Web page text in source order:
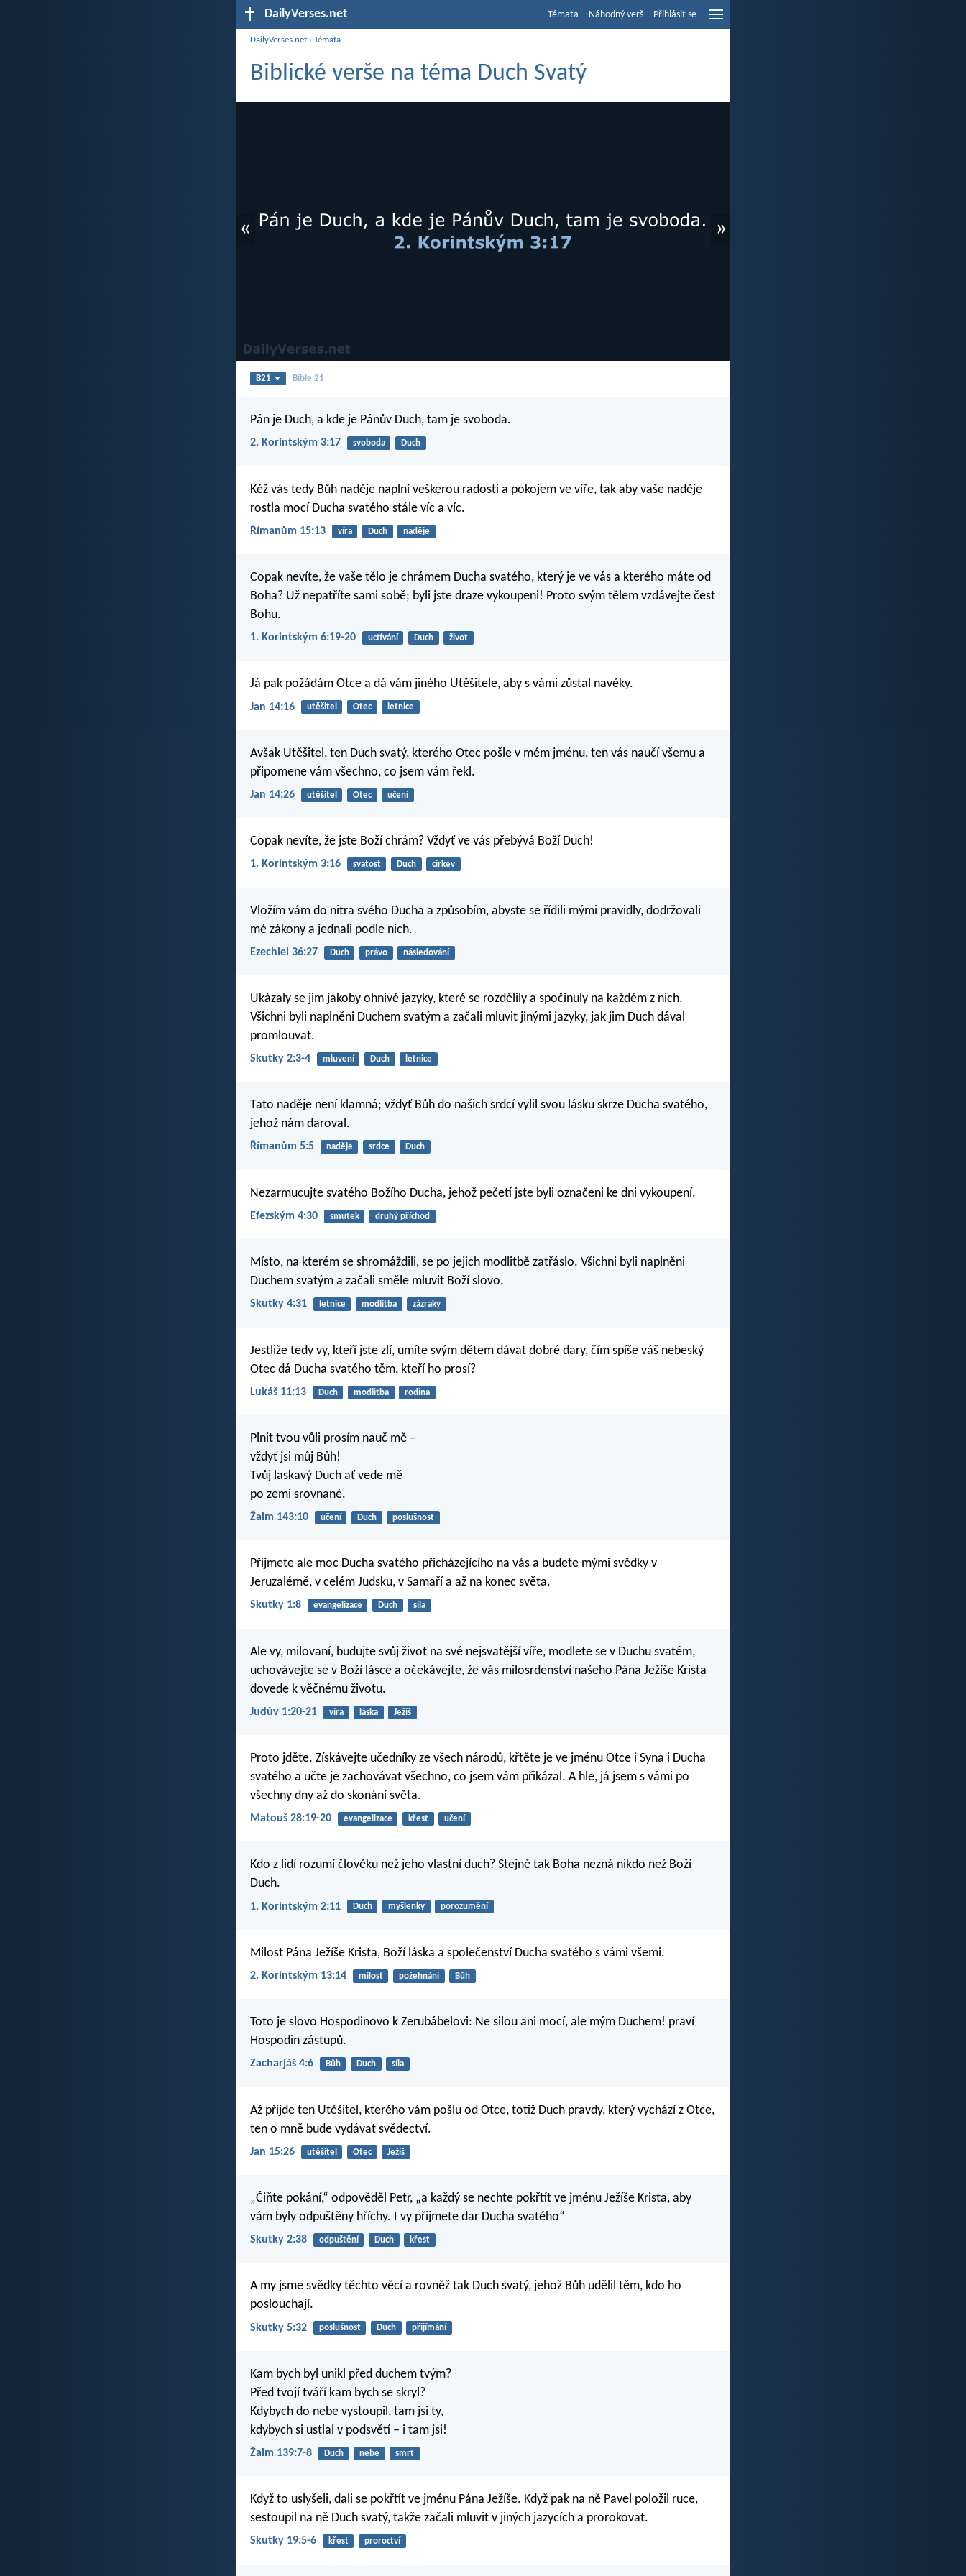
DailyVerses.net Témata Náhodný verš Přihlásit se
DailyVerses.net ›Témata
Biblické verše na téma Duch Svatý
« »
B21 Bible 21
Pán je Duch, a kde je Pánův Duch, tam je svoboda.
2. Korintským 3:17 svoboda Duch
Kéž vás tedy Bůh naděje naplní veškerou radostí a pokojem ve víře, tak aby vaše naděje
rostla mocí Ducha svatého stále víc a víc.
Římanům 15:13 víra Duch naděje
Copak nevíte, že vaše tělo je chrámem Ducha svatého, který je ve vás a kterého máte od
Boha? Už nepatříte sami sobě; byli jste draze vykoupeni! Proto svým tělem vzdávejte čest
Bohu.
1. Korintským 6:19-20 uctívání Duch život
Já pak požádám Otce a dá vám jiného Utěšitele, aby s vámi zůstal navěky.
Jan 14:16 utěšitel Otec letnice
Avšak Utěšitel, ten Duch svatý, kterého Otec pošle v mém jménu, ten vás naučí všemu a
připomene vám všechno, co jsem vám řekl.
Jan 14:26 utěšitel Otec učení
Copak nevíte, že jste Boží chrám? Vždyť ve vás přebývá Boží Duch!
1. Korintským 3:16 svatost Duch církev
Vložím vám do nitra svého Ducha a způsobím, abyste se řídili mými pravidly, dodržovali
mé zákony a jednali podle nich.
Ezechiel 36:27 Duch právo následování
Ukázaly se jim jakoby ohnivé jazyky, které se rozdělily a spočinuly na každém z nich.
Všichni byli naplněni Duchem svatým a začali mluvit jinými jazyky, jak jim Duch dával
promlouvat.
Skutky 2:3-4 mluvení Duch letnice
Tato naděje není klamná; vždyť Bůh do našich srdcí vylil svou lásku skrze Ducha svatého,
jehož nám daroval.
Římanům 5:5 naděje srdce Duch
Nezarmucujte svatého Božího Ducha, jehož pečetí jste byli označeni ke dni vykoupení.
Efezským 4:30 smutek druhý příchod
Místo, na kterém se shromáždili, se po jejich modlitbě zatřáslo. Všichni byli naplněni
Duchem svatým a začali směle mluvit Boží slovo.
Skutky 4:31 letnice modlitba zázraky
Jestliže tedy vy, kteří jste zlí, umíte svým dětem dávat dobré dary, čím spíše váš nebeský
Otec dá Ducha svatého těm, kteří ho prosí?
Lukáš 11:13 Duch modlitba rodina
Plnit tvou vůli prosím nauč mě –
vždyť jsi můj Bůh!
Tvůj laskavý Duch ať vede mě
po zemi srovnané.
Žalm 143:10 učení Duch poslušnost
Přijmete ale moc Ducha svatého přicházejícího na vás a budete mými svědky v
Jeruzalémě, v celém Judsku, v Samaří a až na konec světa.
Skutky 1:8 evangelizace Duch síla
Ale vy, milovaní, budujte svůj život na své nejsvatější víře, modlete se v Duchu svatém,
uchovávejte se v Boží lásce a očekávejte, že vás milosrdenství našeho Pána Ježíše Krista
dovede k věčnému životu.
Judův 1:20-21 víra láska Ježíš
Proto jděte. Získávejte učedníky ze všech národů, křtěte je ve jménu Otce i Syna i Ducha
svatého a učte je zachovávat všechno, co jsem vám přikázal. A hle, já jsem s vámi po
všechny dny až do skonání světa.
Matouš 28:19-20 evangelizace křest učení
Kdo z lidí rozumí člověku než jeho vlastní duch? Stejně tak Boha nezná nikdo než Boží
Duch.
1. Korintským 2:11 Duch myšlenky porozumění
Milost Pána Ježíše Krista, Boží láska a společenství Ducha svatého s vámi všemi.
2. Korintským 13:14 milost požehnání Bůh
Toto je slovo Hospodinovo k Zerubábelovi: Ne silou ani mocí, ale mým Duchem! praví
Hospodin zástupů.
Zacharjáš 4:6 Bůh Duch síla
Až přijde ten Utěšitel, kterého vám pošlu od Otce, totiž Duch pravdy, který vychází z Otce,
ten o mně bude vydávat svědectví.
Jan 15:26 utěšitel Otec Ježíš
„Čiňte pokání,“ odpověděl Petr, „a každý se nechte pokřtít ve jménu Ježíše Krista, aby
vám byly odpuštěny hříchy. I vy přijmete dar Ducha svatého“
Skutky 2:38 odpuštění Duch křest
A my jsme svědky těchto věcí a rovněž tak Duch svatý, jehož Bůh udělil těm, kdo ho
poslouchají.
Skutky 5:32 poslušnost Duch přijímání
Kam bych byl unikl před duchem tvým?
Před tvojí tváří kam bych se skryl?
Kdybych do nebe vystoupil, tam jsi ty,
kdybych si ustlal v podsvětí – i tam jsi!
Žalm 139:7-8 Duch nebe smrt
Když to uslyšeli, dali se pokřtít ve jménu Pána Ježíše. Když pak na ně Pavel položil ruce,
sestoupil na ně Duch svatý, takže začali mluvit v jiných jazycích a prorokovat.
Skutky 19:5-6 křest proroctví